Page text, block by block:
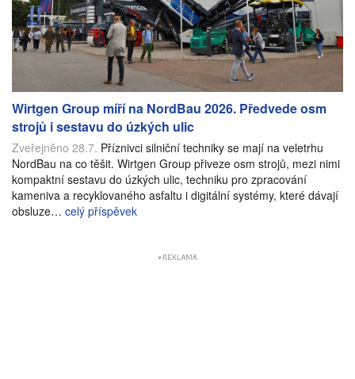
Wirtgen Group míří na NordBau 2026. Předvede osm
strojů i sestavu do úzkých ulic
Zveřejněno 28.7. Příznivci silniční techniky se mají na veletrhu
NordBau na co těšit. Wirtgen Group přiveze osm strojů, mezi nimi
kompaktní sestavu do úzkých ulic, techniku pro zpracování
kameniva a recyklovaného asfaltu i digitální systémy, které dávají
obsluze… celý příspěvek